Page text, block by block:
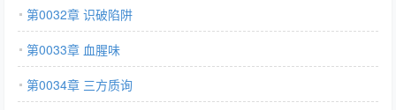
第0032章 识破陷阱
第0033章 血腥味
第0034章 三方质询